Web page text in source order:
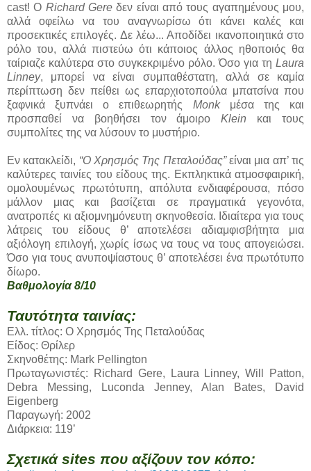
cast! Ο Richard Gere δεν είναι από τους αγαπημένους μου,
αλλά οφείλω να του αναγνωρίσω ότι κάνει καλές και
προσεκτικές επιλογές. Δε λέω... Αποδίδει ικανοποιητικά στο
ρόλο του, αλλά πιστεύω ότι κάποιος άλλος ηθοποιός θα
ταίριαζε καλύτερα στο συγκεκριμένο ρόλο. Όσο για τη Laura
Linney, μπορεί να είναι συμπαθέστατη, αλλά σε καμία
περίπτωση δεν πείθει ως επαρχιοτοπούλα μπατσίνα που
ξαφνικά ξυπνάει ο επιθεωρητής Monkμέσα της και
προσπαθεί να βοηθήσει τον άμοιρο Klein και τους
συμπολίτες της να λύσουν το μυστήριο.
Εν κατακλείδι, “Ο Χρησμός Της Πεταλούδας”είναι μια απ’ τις
καλύτερες ταινίες του είδους της. Εκπληκτικά ατμοσφαιρική,
ομολουμένως πρωτότυπη, απόλυτα ενδιαφέρουσα, πόσο
μάλλον μιας και βασίζεται σε πραγματικά γεγονότα,
ανατροπές κι αξιομνημόνευτη σκηνοθεσία. Ιδιαίτερα για τους
λάτρεις του είδους θ’ αποτελέσει αδιαμφισβήτητα μια
αξιόλογη επιλογή, χωρίς ίσως να τους να τους απογειώσει.
Όσο για τους ανυποψίαστους θ’ αποτελέσει ένα πρωτότυπο
δίωρο.
Βαθμολογία 8/10
Ταυτότητα ταινίας:
Ελλ. τίτλος: Ο Χρησμός Της Πεταλούδας
Είδος: Θρίλερ
Σκηνοθέτης: Mark Pellington
Πρωταγωνιστές: Richard Gere, Laura Linney, Will Patton,
Debra Messing, Luconda Jenney, Alan Bates, David
Eigenberg
Παραγωγή: 2002
Διάρκεια: 119’
Σχετικά sites που αξίζουν τον κόπο: